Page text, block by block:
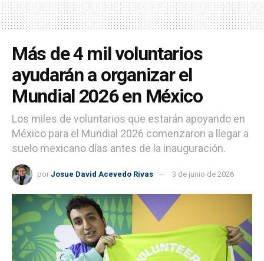
Más de 4 mil voluntarios
ayudarán a organizar el
Mundial 2026 en México
Los miles de voluntarios que estarán apoyando en
México para el Mundial 2026 comenzaron a llegar a
suelo mexicano días antes de la inauguración.
por Josue David Acevedo Rivas 3 de junio de 2026